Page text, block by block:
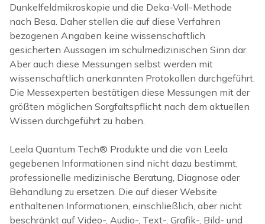
Dunkelfeldmikroskopie und die Deka-Voll-Methode
nach Besa. Daher stellen die auf diese Verfahren
bezogenen Angaben keine wissenschaftlich
gesicherten Aussagen im schulmedizinischen Sinn dar.
Aber auch diese Messungen selbst werden mit
wissenschaftlich anerkannten Protokollen durchgeführt.
Die Messexperten bestätigen diese Messungen mit der
größten möglichen Sorgfaltspflicht nach dem aktuellen
Wissen durchgeführt zu haben.
Leela Quantum Tech® Produkte und die von Leela
gegebenen Informationen sind nicht dazu bestimmt,
professionelle medizinische Beratung, Diagnose oder
Behandlung zu ersetzen. Die auf dieser Website
enthaltenen Informationen, einschließlich, aber nicht
beschränkt auf Video-, Audio-, Text-, Grafik-, Bild- und